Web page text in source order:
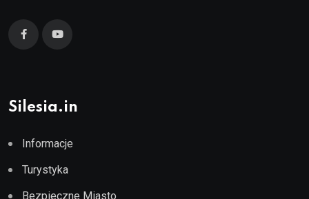
Silesia.in
Informacje
Turystyka
Bezpieczne Miasto